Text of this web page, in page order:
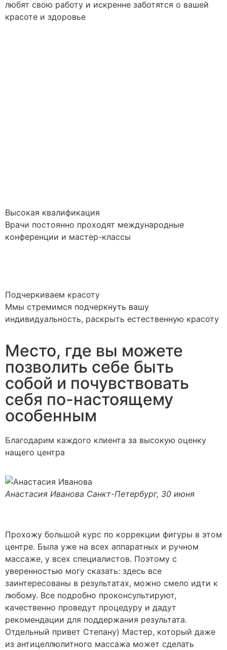
любят свою работу и искренне заботятся о вашей
красоте и здоровье
Высокая квалификация
Врачи постоянно проходят международные
конференции и мастер-классы
Подчеркиваем красоту
Ммы стремимся подчеркнуть вашу
индивидуальность, раскрыть естественную красоту
Место, где вы можете
позволить себе быть
собой и почувствовать
себя по-настоящему
особенным
Благодарим каждого клиента за высокую оценку
нащего центра
Анастасия Иванова Санкт-Петербург, 30 июня
Прохожу большой курс по коррекции фигуры в этом
центре. Была уже на всех аппаратных и ручном
массаже, у всех специалистов. Поэтому с
уверенностью могу сказать: здесь все
заинтересованы в результатах, можно смело идти к
любому. Все подробно проконсультируют,
качественно проведут процедуру и дадут
рекомендации для поддержания результата.
Отдельный привет Степану) Мастер, который даже
из антицеллюлитного массажа может сделать